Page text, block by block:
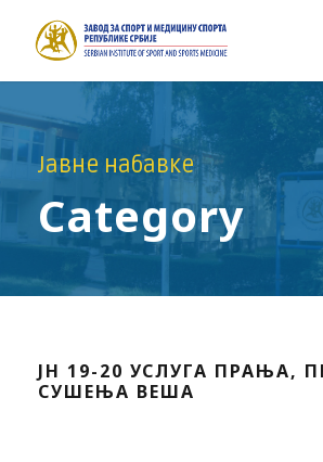
Јавне набавке
Category
ЈН 19-20 УСЛУГА ПРАЊА,
СУШЕЊА ВЕША